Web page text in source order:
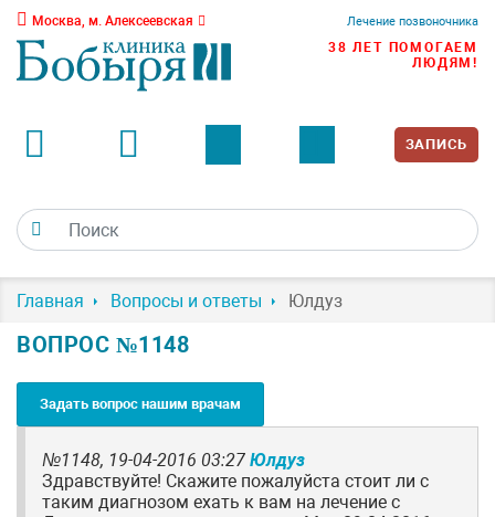
Москва, м. Алексеевская Лечение позвоночника
38 ЛЕТ ПОМОГАЕМ
ЛЮДЯМ!
ЗАПИСЬ
Главная Вопросы и ответы Юлдуз
ВОПРОС №1148
Задать вопрос нашим врачам
№1148, 19-04-2016 03:27 Юлдуз
Здравствуйте! Скажите пожалуйста стоит ли с
таким диагнозом ехать к вам на лечение с